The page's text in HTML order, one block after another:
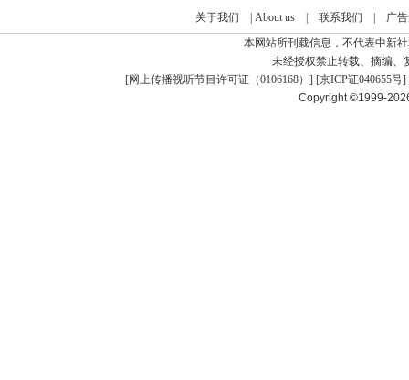
关于我们 About us| 联系我们
广
本网站所刊载信息，不代表中新
未经授权禁止转载、摘编、
[网上传播视听节目许可证（0106168） ] [京ICP证040655号]
Copyright ©1999-